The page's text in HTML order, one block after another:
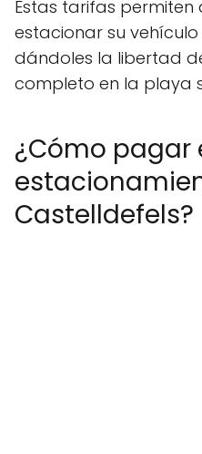
Estas tarifas permiten
estacionar su
dándoles la libertad
completo en la playa
¿Cómo pagar
Castelldefels?